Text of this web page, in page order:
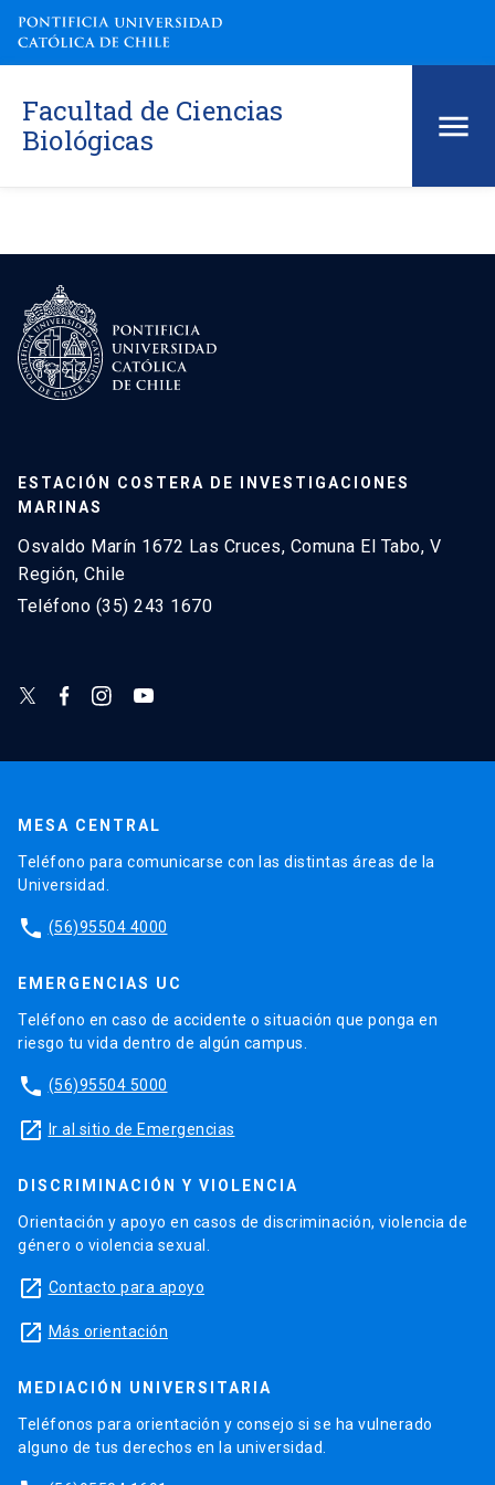
Facultad de Ciencias
Biológicas
ESTACIÓN COSTERA DE INVESTIGACIONES
MARINAS
Osvaldo Marín 1672 Las Cruces, Comuna El Tabo, V
Región, Chile
Teléfono (35) 243 1670
MESA CENTRAL
Teléfono para comunicarse con las distintas áreas de la
Universidad.
phone (56)95504 4000
EMERGENCIAS UC
Teléfono en caso de accidente o situación que ponga en
riesgo tu vida dentro de algún campus.
phone (56)95504 5000
launch Ir al sitio de Emergencias
DISCRIMINACIÓN Y VIOLENCIA
Orientación y apoyo en casos de discriminación, violencia de
género o violencia sexual.
launch Contacto para apoyo
launch Más orientación
MEDIACIÓN UNIVERSITARIA
Teléfonos para orientación y consejo si se ha vulnerado
alguno de tus derechos en la universidad.